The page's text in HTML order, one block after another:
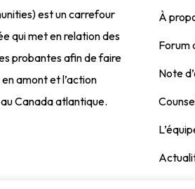
est un carrefour
qui met en relation des
probantes afin de faire
amont et l’action
Canada atlantique.
À
Forum
Note